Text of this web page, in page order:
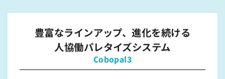
豊富なラインアップ、進化を続ける
人協働パレタイズシステム
Cobopal3